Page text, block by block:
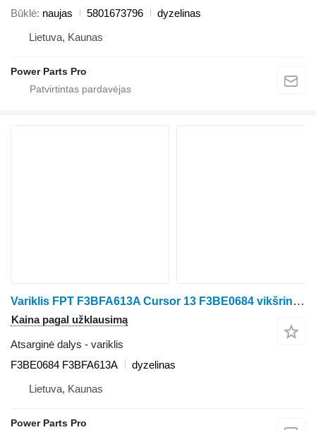
Būklė naujas 5801673796
dyzelinas
Lietuva, Kaunas
Power Parts Pro
Variklis FPT F3BFA613A Cursor 13 F3BE0684 vikšrinio traktoriaus Case IH 4WD
Kaina pagal užklausimą
Atsarginė dalys - variklis
F3BE0684 F3BFA613A
dyzelinas
Lietuva, Kaunas
Power Parts Pro